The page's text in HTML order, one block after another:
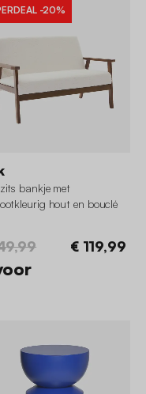
-20%
bankje met
hout en bouclé
€ 119,99